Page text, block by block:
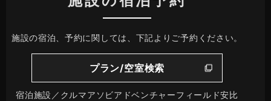
施設の宿泊、予約に関しては、下記よりご予約ください。
プラン/空室検索
宿泊施設／クルマアソビアドベンチャーフィールド安比